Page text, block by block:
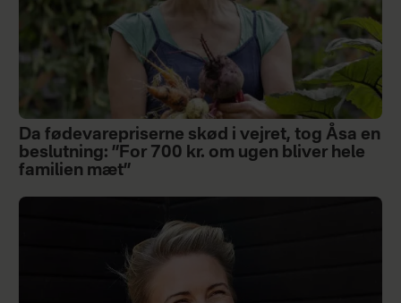
Da fødevarepriserne skød i vejret, tog Åsa en
beslutning: ”For 700 kr. om ugen bliver hele
familien mæt”